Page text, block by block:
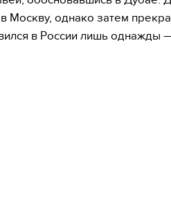
Москву, однако затем
в России лишь однажды